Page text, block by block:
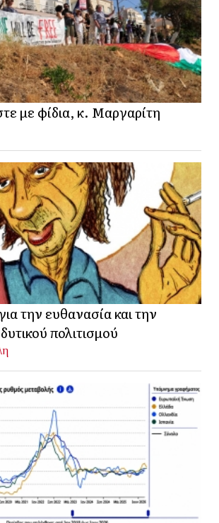
με φίδια, κ. Μαργαρίτη
την ευθανασία και την
πολιτισμού